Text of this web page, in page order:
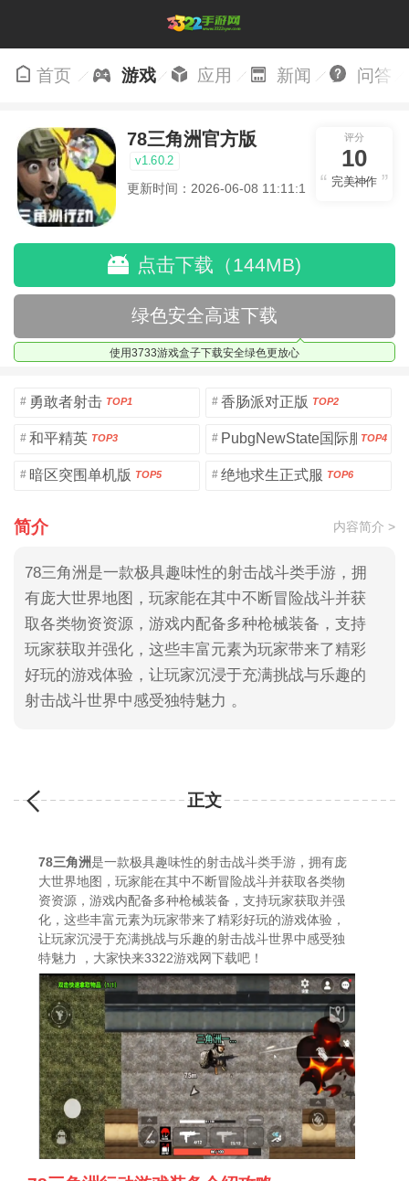
首页 游戏 应用 新闻 问答
78三角洲官方版
v1.60.2
更新时间：2026-06-08 11:11:16
评分
10
完美神作
点击下载（144MB)
绿色安全高速下载
使用3733游戏盒子下载安全绿色更放心
# 勇敢者射击 TOP1 # 香肠派对正版 TOP2
# 和平精英 TOP3 # PubgNewState国际服TOP4
# 暗区突围单机版 TOP5 # 绝地求生正式服 TOP6
简介 内容简介 >
78三角洲是一款极具趣味性的射击战斗类手游，拥
有庞大世界地图，玩家能在其中不断冒险战斗并获
取各类物资资源，游戏内配备多种枪械装备，支持
玩家获取并强化，这些丰富元素为玩家带来了精彩
好玩的游戏体验，让玩家沉浸于充满挑战与乐趣的
射击战斗世界中感受独特魅力 。
正文
78三角洲是一款极具趣味性的射击战斗类手游，拥有庞
大世界地图，玩家能在其中不断冒险战斗并获取各类物
资资源，游戏内配备多种枪械装备，支持玩家获取并强
化，这些丰富元素为玩家带来了精彩好玩的游戏体验，
让玩家沉浸于充满挑战与乐趣的射击战斗世界中感受独
特魅力 ，大家快来3322游戏网下载吧！